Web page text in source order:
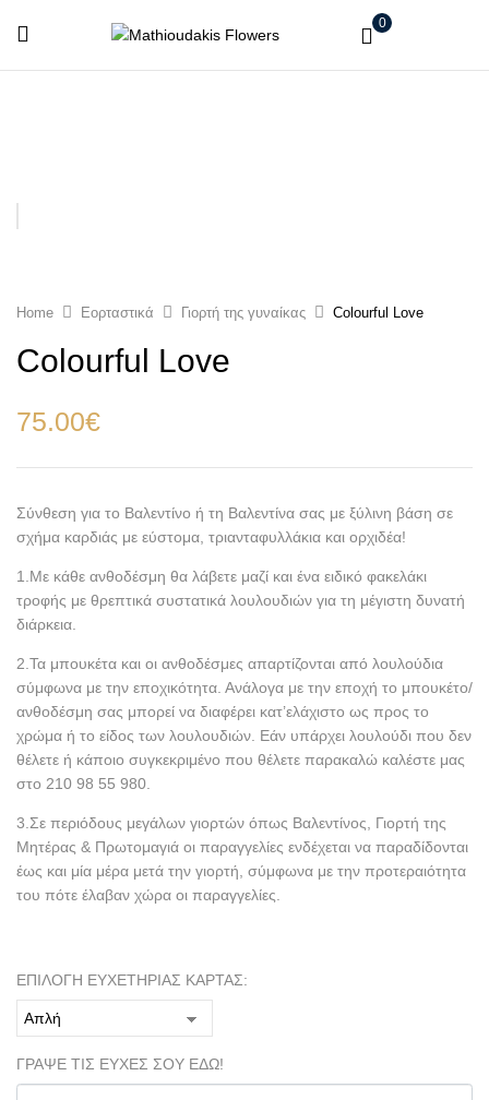
0
Home Εορταστικά Γιορτή της γυναίκας Colourful Love
Colourful Love
75.00€
Σύνθεση για το Βαλεντίνο ή τη Βαλεντίνα σας με ξύλινη βάση σε
σχήμα καρδιάς με εύστομα, τριανταφυλλάκια και ορχιδέα!
1.Με κάθε ανθοδέσμη θα λάβετε μαζί και ένα ειδικό φακελάκι
τροφής με θρεπτικά συστατικά λουλουδιών για τη μέγιστη δυνατή
διάρκεια.
2.Τα μπουκέτα και οι ανθοδέσμες απαρτίζονται από λουλούδια
σύμφωνα με την εποχικότητα. Ανάλογα με την εποχή το μπουκέτο/
ανθοδέσμη σας μπορεί να διαφέρει κατ’ελάχιστο ως προς το
χρώμα ή το είδος των λουλουδιών. Εάν υπάρχει λουλούδι που δεν
θέλετε ή κάποιο συγκεκριμένο που θέλετε παρακαλώ καλέστε μας
στο 210 98 55 980.
3.Σε περιόδους μεγάλων γιορτών όπως Βαλεντίνος, Γιορτή της
Μητέρας & Πρωτομαγιά οι παραγγελίες ενδέχεται να παραδίδονται
έως και μία μέρα μετά την γιορτή, σύμφωνα με την προτεραιότητα
του πότε έλαβαν χώρα οι παραγγελίες.
ΕΠΙΛΟΓΗ ΕΥΧΕΤΗΡΙΑΣ ΚΑΡΤΑΣ:
ΓΡΑΨΕ ΤΙΣ ΕΥΧΕΣ ΣΟΥ ΕΔΩ!